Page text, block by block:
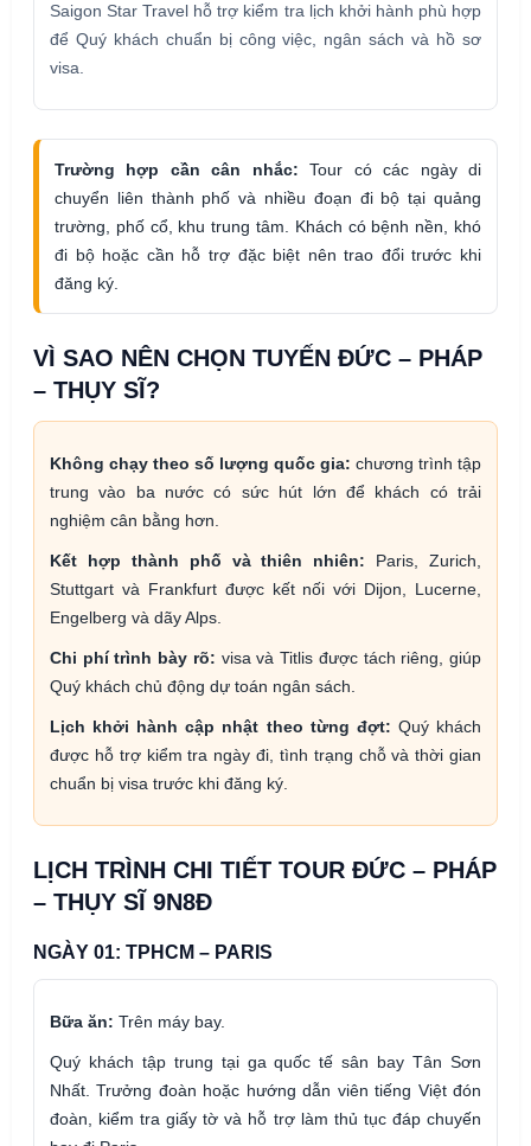
Saigon Star Travel hỗ trợ kiểm tra lịch khởi hành phù hợp
để Quý khách chuẩn bị công việc, ngân sách và hồ sơ
visa.
Trường hợp cần cân nhắc: Tour có các ngày di
chuyển liên thành phố và nhiều đoạn đi bộ tại quảng
trường, phố cổ, khu trung tâm. Khách có bệnh nền, khó
đi bộ hoặc cần hỗ trợ đặc biệt nên trao đổi trước khi
đăng ký.
VÌ SAO NÊN CHỌN TUYẾN ĐỨC – PHÁP
– THỤY SĨ?
Không chạy theo số lượng quốc gia: chương trình tập
trung vào ba nước có sức hút lớn để khách có trải
nghiệm cân bằng hơn.
Kết hợp thành phố và thiên nhiên: Paris, Zurich,
Stuttgart và Frankfurt được kết nối với Dijon, Lucerne,
Engelberg và dãy Alps.
Chi phí trình bày rõ: visa và Titlis được tách riêng, giúp
Quý khách chủ động dự toán ngân sách.
Lịch khởi hành cập nhật theo từng đợt: Quý khách
được hỗ trợ kiểm tra ngày đi, tình trạng chỗ và thời gian
chuẩn bị visa trước khi đăng ký.
LỊCH TRÌNH CHI TIẾT TOUR ĐỨC – PHÁP
– THỤY SĨ 9N8Đ
NGÀY 01: TPHCM – PARIS
Bữa ăn: Trên máy bay.
Quý khách tập trung tại ga quốc tế sân bay Tân Sơn
Nhất. Trưởng đoàn hoặc hướng dẫn viên tiếng Việt đón
đoàn, kiểm tra giấy tờ và hỗ trợ làm thủ tục đáp chuyến